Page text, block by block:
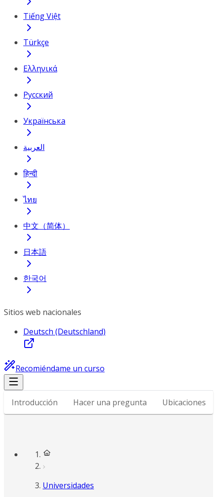
Tiếng Việt
Türkçe
Ελληνικά
Русский
Українська
العربية
हिन्दी
ไทย
中文（简体）
日本語
한국어
Sitios web nacionales
Deutsch (Deutschland)
Recomiéndame un curso
Introducción Hacer una pregunta Ubicaciones
Universidades